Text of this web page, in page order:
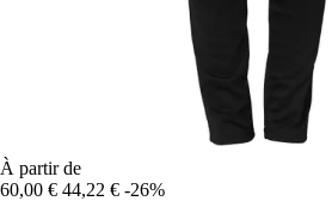
À partir de
60,00 € 44,22 € -26%